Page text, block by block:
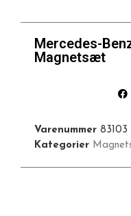
Mercedes-
Magnetsæt
Varenummer 83103
Kategorier